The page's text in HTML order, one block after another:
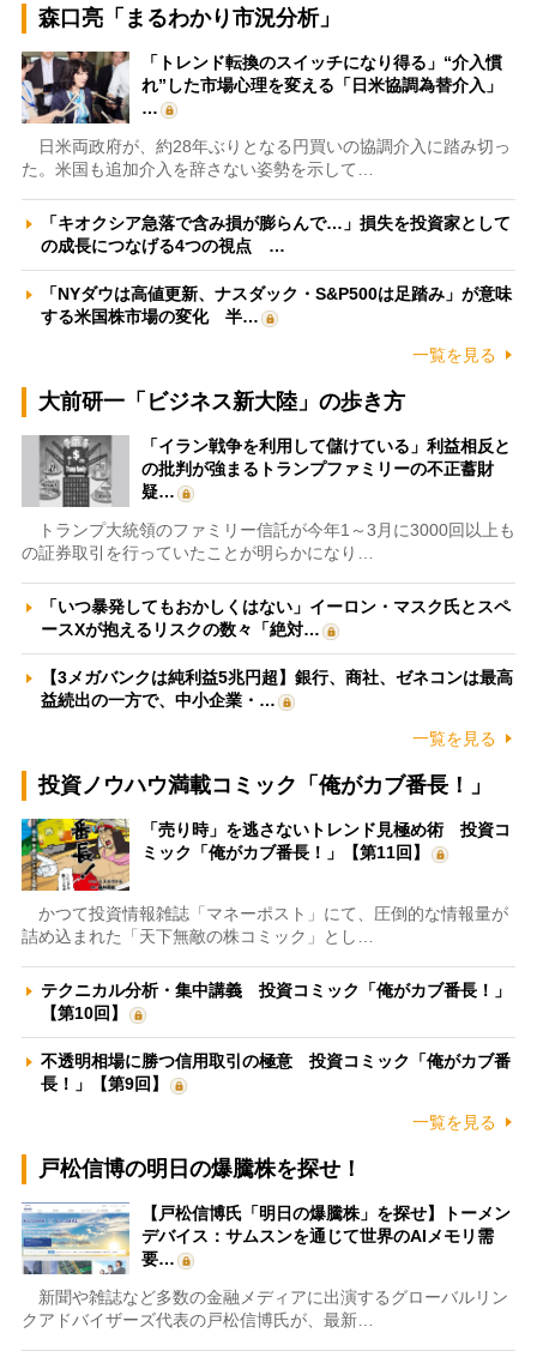
森口亮「まるわかり市況分析」
「トレンド転換のスイッチになり得る」“介入慣
れ”した市場心理を変える「日米協調為替介入」
…
日米両政府が、約28年ぶりとなる円買いの協調介入に踏み切っ
た。米国も追加介入を辞さない姿勢を示して…
「キオクシア急落で含み損が膨らんで…」損失を投資家として
の成長につなげる4つの視点 …
「NYダウは高値更新、ナスダック・S&P500は足踏み」が意味
する米国株市場の変化 半…
一覧を見る
大前研一「ビジネス新大陸」の歩き方
「イラン戦争を利用して儲けている」利益相反と
の批判が強まるトランプファミリーの不正蓄財
疑…
トランプ大統領のファミリー信託が今年1～3月に3000回以上も
の証券取引を行っていたことが明らかになり…
「いつ暴発してもおかしくはない」イーロン・マスク氏とスペ
ースXが抱えるリスクの数々「絶対…
【3メガバンクは純利益5兆円超】銀行、商社、ゼネコンは最高
益続出の一方で、中小企業・…
一覧を見る
投資ノウハウ満載コミック「俺がカブ番長！」
「売り時」を逃さないトレンド見極め術 投資コ
ミック「俺がカブ番長！」【第11回】
かつて投資情報雑誌「マネーポスト」にて、圧倒的な情報量が
詰め込まれた「天下無敵の株コミック」とし…
テクニカル分析・集中講義 投資コミック「俺がカブ番長！」
【第10回】
不透明相場に勝つ信用取引の極意 投資コミック「俺がカブ番
長！」【第9回】
一覧を見る
戸松信博の明日の爆騰株を探せ！
【戸松信博氏「明日の爆騰株」を探せ】トーメン
デバイス：サムスンを通じて世界のAIメモリ需
要…
新聞や雑誌など多数の金融メディアに出演するグローバルリン
クアドバイザーズ代表の戸松信博氏が、最新…